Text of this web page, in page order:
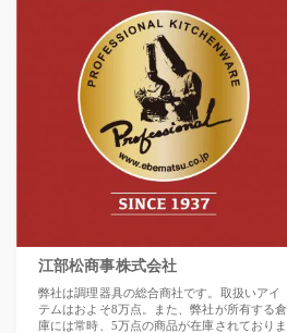
江部松商事株式会社
弊社は調理器具の総合商社です。取扱いアイ
テムはおよそ8万点。また、弊社が所有する倉
庫には常時、5万点の商品が在庫されておりま